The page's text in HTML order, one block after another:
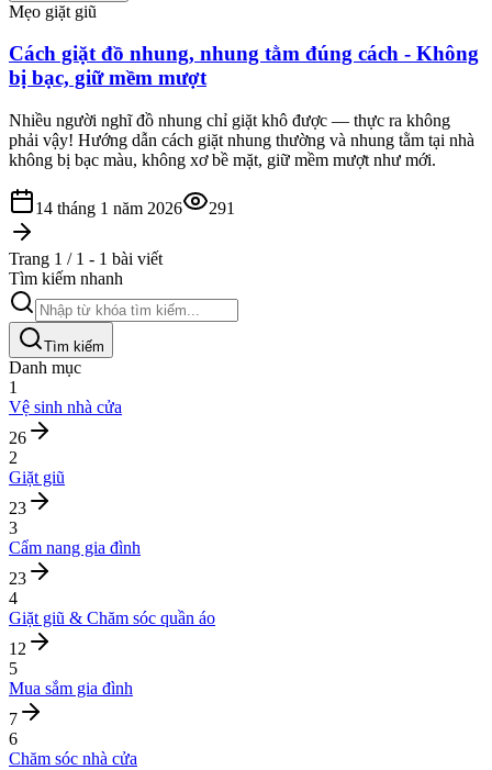
Mẹo giặt giũ
Cách giặt đồ nhung, nhung tằm đúng cách - Không
bị bạc, giữ mềm mượt
Nhiều người nghĩ đồ nhung chỉ giặt khô được — thực ra không
phải vậy! Hướng dẫn cách giặt nhung thường và nhung tằm tại nhà
không bị bạc màu, không xơ bề mặt, giữ mềm mượt như mới.
14 tháng 1 năm 2026 291
Trang 1 / 1 - 1 bài viết
Tìm kiếm nhanh
Tìm kiếm
Danh mục
1
Vệ sinh nhà cửa
26
2
Giặt giũ
23
3
Cẩm nang gia đình
23
4
Giặt giũ & Chăm sóc quần áo
12
5
Mua sắm gia đình
7
6
Chăm sóc nhà cửa